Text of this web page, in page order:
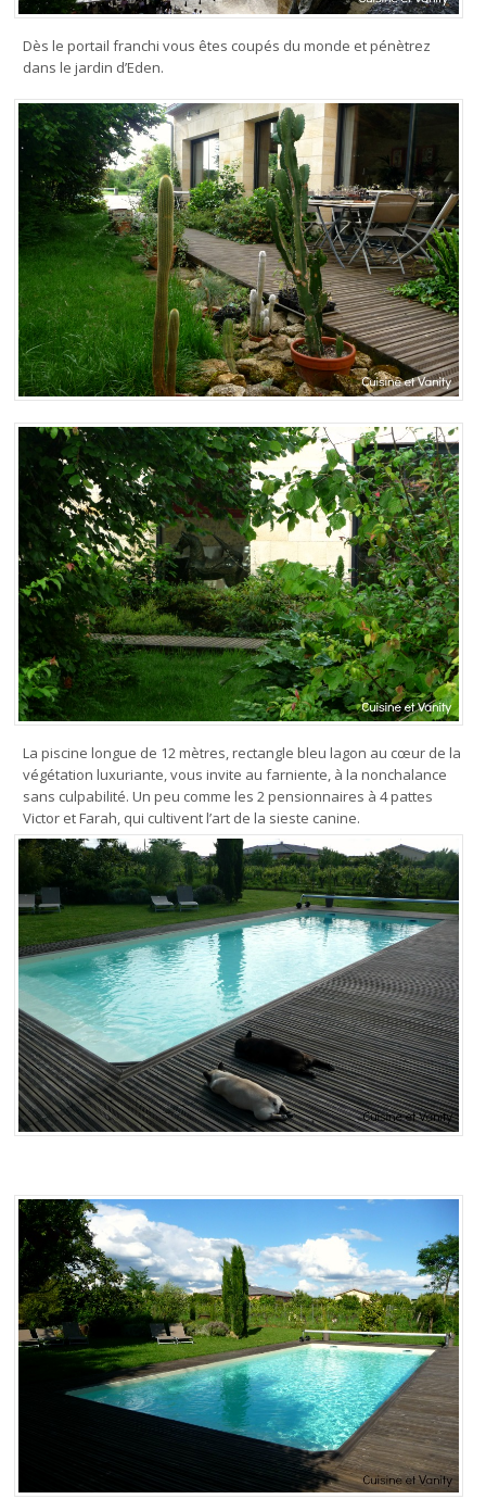
Dès le portail franchi vous êtes coupés du monde et pénètrez
dans le jardin d’Eden.
La piscine longue de 12 mètres, rectangle bleu lagon au cœur de la
végétation luxuriante, vous invite au farniente, à la nonchalance
sans culpabilité. Un peu comme les 2 pensionnaires à 4 pattes
Victor et Farah, qui cultivent l’art de la sieste canine.